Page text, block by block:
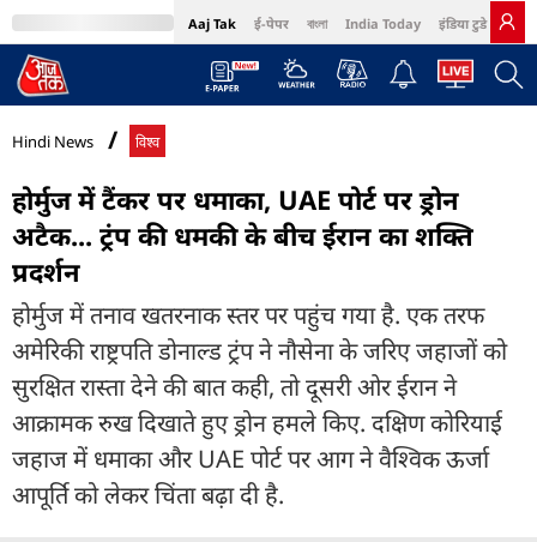
Aaj Tak ई-पेपर বাংলা India Today इंडिया टुडे हिंदी
MumbaiTak Cosmopolitan Harper's Bazaar Northeast
Hindi News विश्व
होर्मुज में टैंकर पर धमाका, UAE पोर्ट पर ड्रोन
अटैक... ट्रंप की धमकी के बीच ईरान का शक्ति
प्रदर्शन
होर्मुज में तनाव खतरनाक स्तर पर पहुंच गया है. एक तरफ
अमेरिकी राष्ट्रपति डोनाल्ड ट्रंप ने नौसेना के जरिए जहाजों को
सुरक्षित रास्ता देने की बात कही, तो दूसरी ओर ईरान ने
आक्रामक रुख दिखाते हुए ड्रोन हमले किए. दक्षिण कोरियाई
जहाज में धमाका और UAE पोर्ट पर आग ने वैश्विक ऊर्जा
आपूर्ति को लेकर चिंता बढ़ा दी है.